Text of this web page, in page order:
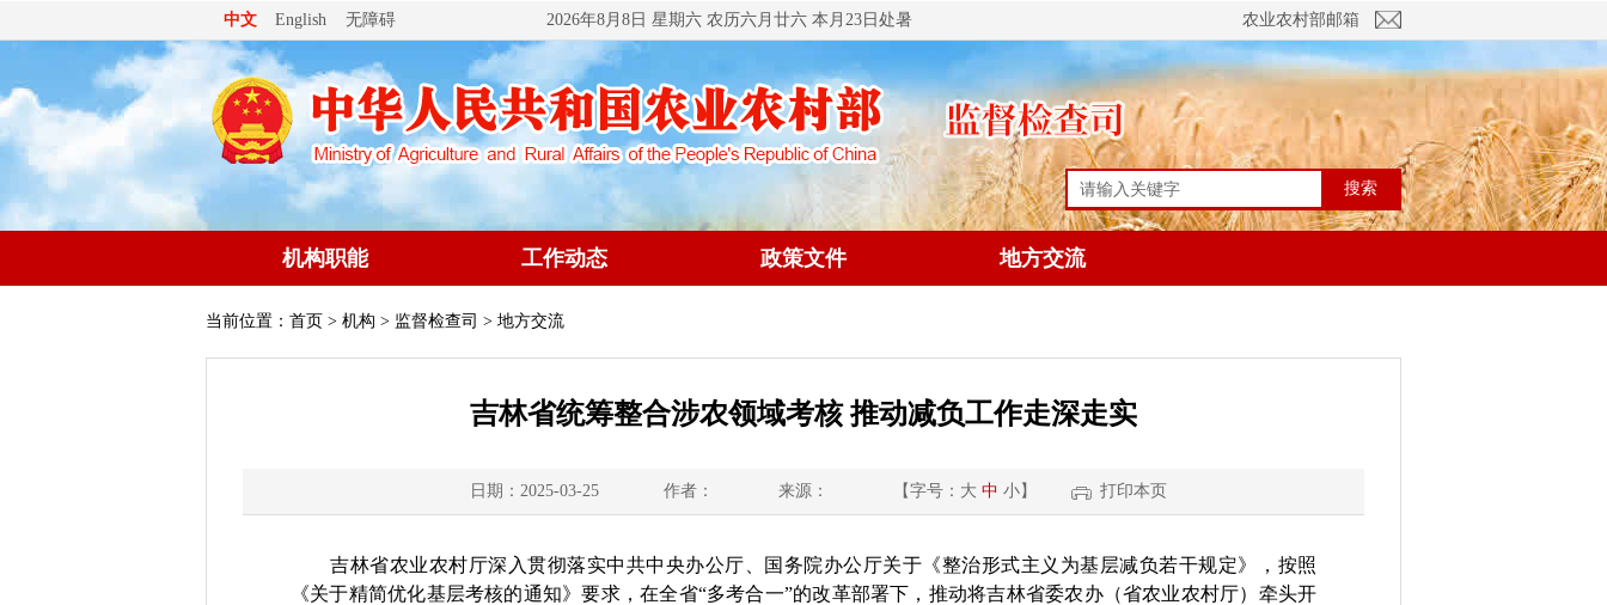
中文 English 无障碍 2026年8月8日 星期六 农历六月廿六 本月23日处暑 农业农村部邮箱
搜索
机构职能 工作动态 政策文件 地方交流
当前位置： 首页 > 机构 > 监督检查司 > 地方交流
吉林省统筹整合涉农领域考核 推动减负工作走深走实
日期：2025-03-25 作者： 来源： 【字号： 大 中 小】 打印本页
吉林省农业农村厅深入贯彻落实中共中央办公厅、国务院办公厅关于《整治形式主义为基层减负若干规定》，按照
《关于精简优化基层考核的通知》要求，在全省“多考合一”的改革部署下， 推动将吉林省委农办（省农业农村厅）牵头开